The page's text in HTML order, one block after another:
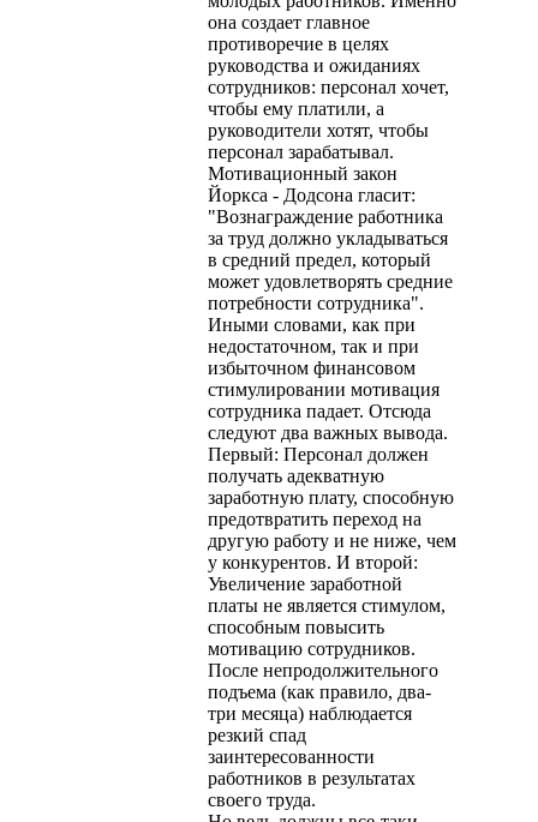
она создает главное
противоречие в целях
руководства и ожиданиях
сотрудников: персонал хочет,
чтобы ему платили, а
руководители хотят, чтобы
персонал зарабатывал.
Мотивационный закон
Йоркса - Додсона гласит:
"Вознаграждение работника
за труд должно укладываться
в средний предел, который
может удовлетворять средние
потребности сотрудника".
Иными словами, как при
недостаточном, так и при
избыточном финансовом
стимулировании мотивация
сотрудника падает. Отсюда
следуют два важных вывода.
Первый: Персонал должен
получать адекватную
заработную плату, способную
предотвратить переход на
другую работу и не ниже, чем
у конкурентов. И второй:
Увеличение заработной
платы не является стимулом,
способным повысить
мотивацию сотрудников.
После непродолжительного
подъема (как правило, два-
три месяца) наблюдается
резкий спад
заинтересованности
работников в результатах
своего труда.